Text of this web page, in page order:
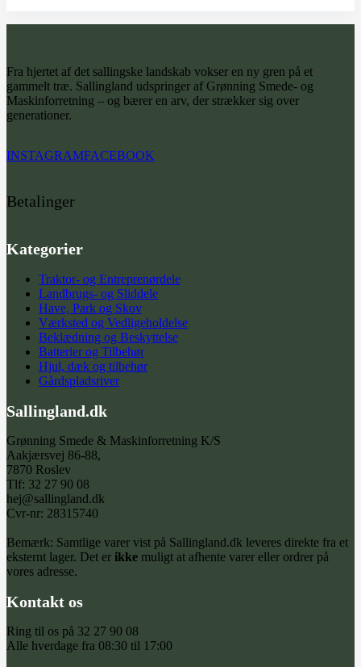
Fra hjertet af det sallingske landskab vokser en ny gren på et
gammelt træ. Sallingland udspringer af Grønning Smede- og
Maskinforretning – og bærer en arv, der strækker sig over
generationer.
INSTAGRAMFACEBOOK
Betalinger
Kategorier
Traktor- og Entreprenørdele
Landbrugs- og Sliddele
Have, Park og Skov
Værksted og Vedligeholdelse
Beklædning og Beskyttelse
Batterier og Tilbehør
Hjul, dæk og tilbehør
Gårdspladsriver
Sallingland.dk
Grønning Smede & Maskinforretning K/S
Aakjærsvej 86-88,
7870 Roslev
Tlf: 32 27 90 08
hej@sallingland.dk
Cvr-nr: 28315740
Bemærk: Samtlige varer vist på Sallingland.dk leveres direkte fra et
eksternt lager. Det er ikke muligt at afhente varer eller ordrer på
vores adresse.
Kontakt os
Ring til os på 32 27 90 08
Alle hverdage fra 08:30 til 17:00